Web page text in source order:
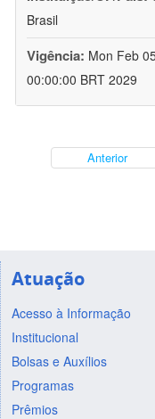
Brasil
Vigência: Mon Feb
00:00:00 BRT 2029
Anterior
Atuação
Acesso à Informação
Institucional
Bolsas e Auxílios
Programas
Prêmios